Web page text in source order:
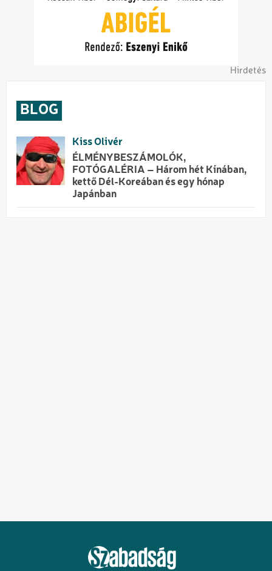
Hirdetés
BLOG
Kiss Olivér
ÉLMÉNYBESZÁMOLÓK,
FOTÓGALÉRIA – Három hét Kínában,
kettő Dél-Koreában és egy hónap
Japánban